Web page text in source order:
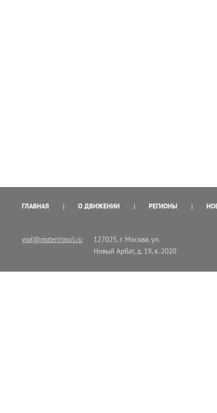
ГЛАВНАЯ О ДВИЖЕНИИ РЕГИОНЫ
vod@materirossii.ru
127025, г. Москва, ул.
Новый Арбат, д. 19, к. 2020